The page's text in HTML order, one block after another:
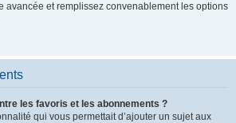
avancée et remplissez convenablement les options
les favoris et les abonnements ?
qui vous permettait d’ajouter un sujet aux